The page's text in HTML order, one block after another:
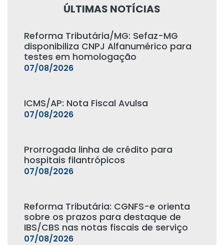
ÚLTIMAS NOTÍCIAS
Reforma Tributária/MG: Sefaz-MG
disponibiliza CNPJ Alfanumérico para
testes em homologação
07/08/2026
ICMS/AP: Nota Fiscal Avulsa
07/08/2026
Prorrogada linha de crédito para
hospitais filantrópicos
07/08/2026
Reforma Tributária: CGNFS-e orienta
sobre os prazos para destaque de
IBS/CBS nas notas fiscais de serviço
07/08/2026